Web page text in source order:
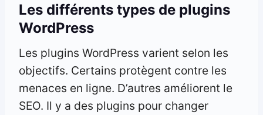
Les différents types de plugins
WordPress
Les plugins WordPress varient selon les
objectifs. Certains protègent contre les
menaces en ligne. D’autres améliorent le
SEO. Il y a des plugins pour changer